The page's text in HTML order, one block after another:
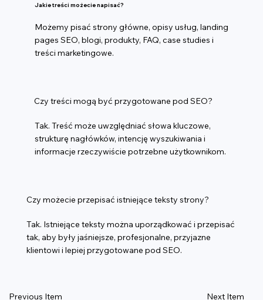
Jakie treści możecie napisać?
Możemy pisać strony główne, opisy usług, landing
pages SEO, blogi, produkty, FAQ, case studies i
treści marketingowe.
Czy treści mogą być przygotowane pod SEO?
Tak. Treść może uwzględniać słowa kluczowe,
strukturę nagłówków, intencję wyszukiwania i
informacje rzeczywiście potrzebne użytkownikom.
Czy możecie przepisać istniejące teksty strony?
Tak. Istniejące teksty można uporządkować i przepisać
tak, aby były jaśniejsze, profesjonalne, przyjazne
klientowi i lepiej przygotowane pod SEO.
Previous Item Next Item